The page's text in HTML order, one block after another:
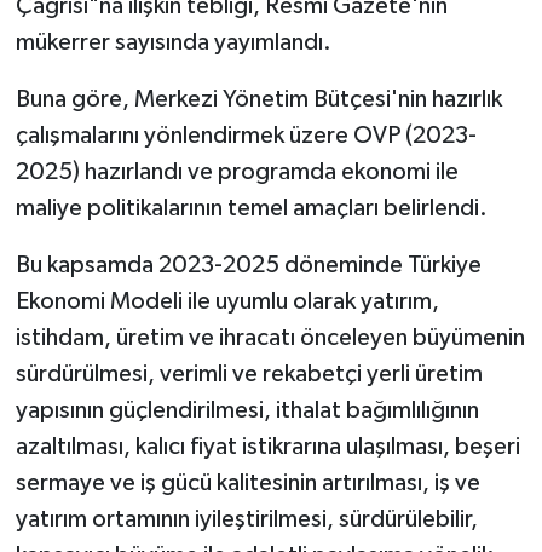
Çağrısı"na ilişkin tebliği, Resmi Gazete'nin
mükerrer sayısında yayımlandı.
Buna göre, Merkezi Yönetim Bütçesi'nin hazırlık
çalışmalarını yönlendirmek üzere OVP (2023-
2025) hazırlandı ve programda ekonomi ile
maliye politikalarının temel amaçları belirlendi.
Bu kapsamda 2023-2025 döneminde Türkiye
Ekonomi Modeli ile uyumlu olarak yatırım,
istihdam, üretim ve ihracatı önceleyen büyümenin
sürdürülmesi, verimli ve rekabetçi yerli üretim
yapısının güçlendirilmesi, ithalat bağımlılığının
azaltılması, kalıcı fiyat istikrarına ulaşılması, beşeri
sermaye ve iş gücü kalitesinin artırılması, iş ve
yatırım ortamının iyileştirilmesi, sürdürülebilir,